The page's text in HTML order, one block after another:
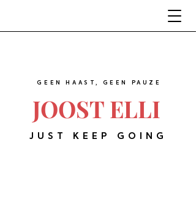
JOOST ELLI
GEEN HAAST, GEEN PAUZE
JUST KEEP GOING